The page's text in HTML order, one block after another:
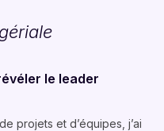
le leader
projets et d’équipes, j’ai